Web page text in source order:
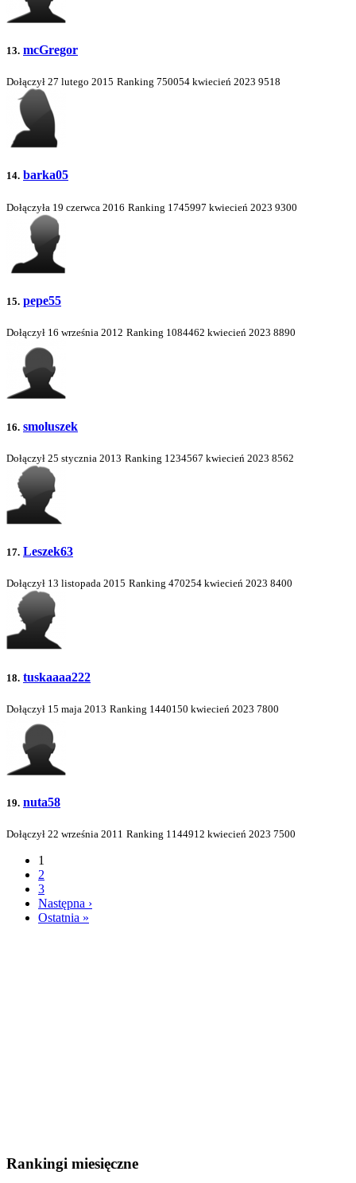
13. mcGregor
Dołączył 27 lutego 2015 Ranking 750054 kwiecień 2023 9518
14. barka05
Dołączyła 19 czerwca 2016 Ranking 1745997 kwiecień 2023 9300
15. pepe55
Dołączył 16 września 2012 Ranking 1084462 kwiecień 2023 8890
16. smoluszek
Dołączył 25 stycznia 2013 Ranking 1234567 kwiecień 2023 8562
17. Leszek63
Dołączył 13 listopada 2015 Ranking 470254 kwiecień 2023 8400
18. tuskaaaa222
Dołączył 15 maja 2013 Ranking 1440150 kwiecień 2023 7800
19. nuta58
Dołączył 22 września 2011 Ranking 1144912 kwiecień 2023 7500
1
2
3
Następna ›
Ostatnia »
Rankingi miesięczne